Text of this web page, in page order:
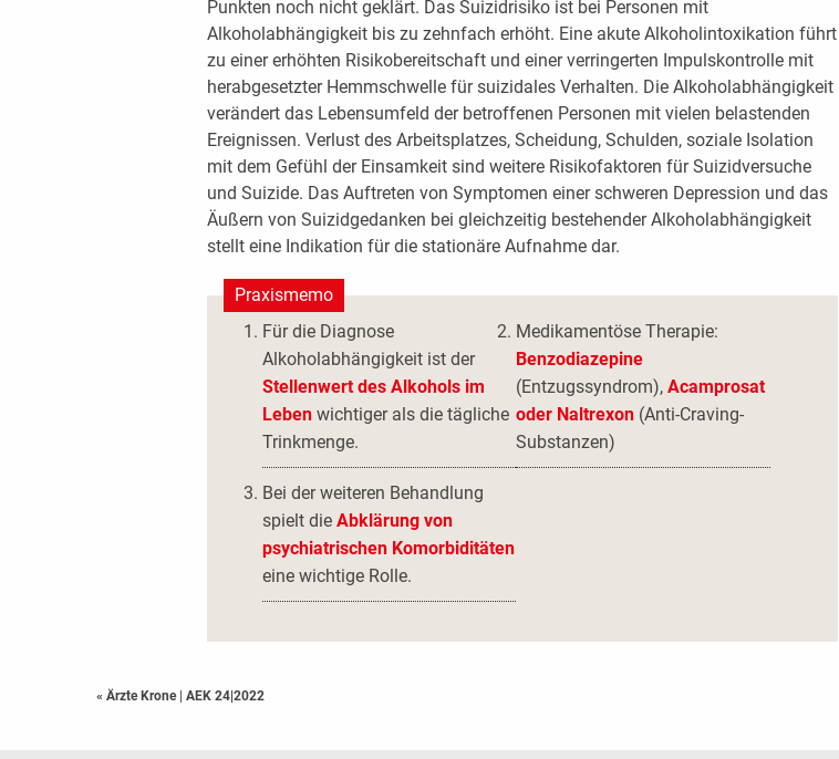
Punkten noch nicht geklärt. Das Suizidrisiko ist bei Personen mit
Alkoholabhängigkeit bis zu zehnfach erhöht. Eine akute Alkoholintoxikation führt
zu einer erhöhten Risikobereitschaft und einer verringerten Impulskontrolle mit
herabgesetzter Hemmschwelle für suizidales Verhalten. Die Alkoholabhängigkeit
verändert das Lebensumfeld der betroffenen Personen mit vielen belastenden
Ereignissen. Verlust des Arbeitsplatzes, Scheidung, Schulden, soziale Isolation
mit dem Gefühl der Einsamkeit sind weitere Risikofaktoren für Suizidversuche
und Suizide. Das Auftreten von Symptomen einer schweren Depression und das
Äußern von Suizidgedanken bei gleichzeitig bestehender Alkoholabhängigkeit
stellt eine Indikation für die stationäre Aufnahme dar.
Praxismemo
Für die Diagnose
Alkoholabhängigkeit ist der
Stellenwert des Alkohols im
Lebenwichtiger als die tägliche
Trinkmenge.
Medikamentöse Therapie:
Benzodiazepine
(Entzugssyndrom),Acamprosat
oder Naltrexon (Anti-Craving-
Substanzen)
Bei der weiteren Behandlung
spielt die Abklärung von
psychiatrischen Komorbiditäten
eine wichtige Rolle.
« Ärzte Krone | AEK 24|2022